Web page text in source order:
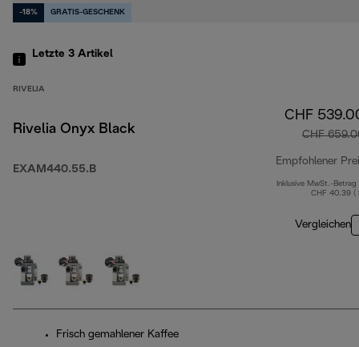
-18% GRATIS-GESCHENK
Letzte 3 Artikel
RIVELIA
Rivelia Onyx Black
EXAM440.55.B
CHF
CHF
Empfohlener
Inklusive MwSt.-Betrag
CHF 40.39 (
Vergleichen
Frisch gemahlener Kaffee